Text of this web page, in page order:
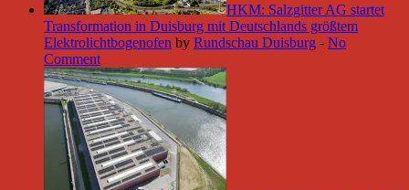
HKM: Salzgitter AG startet
Transformation in Duisburg mit Deutschlands größtem
Elektrolichtbogenofen by Rundschau Duisburg - No
Comment